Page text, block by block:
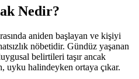
Nedir?
aniden başlayan ve kişiyi
nöbetidir. Gündüz yaşanan
belirtileri taşır ancak
uyku halindeyken ortaya çıkar.